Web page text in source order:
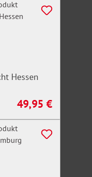
Hessen
Regulärer Preis:
49,95 €